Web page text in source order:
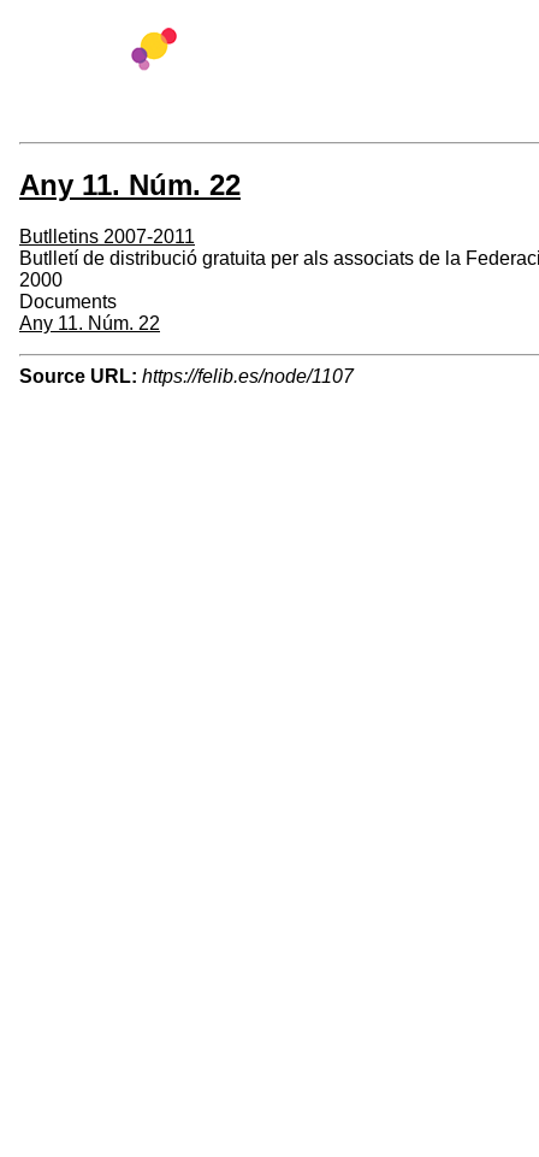
Any 11. Núm. 22
Butlletins 2007-2011
Butlletí de distribució gratuita per als associats de la
2000
Documents
Any 11. Núm. 22
Source URL: https://felib.es/node/1107